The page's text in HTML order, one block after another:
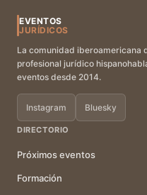
EVENTOS
JURÍDICOS
La comunidad iberoamericana
profesional jurídico
eventos desde 2014.
Instagram Bluesky
DIRECTORIO
Próximos eventos
Formación